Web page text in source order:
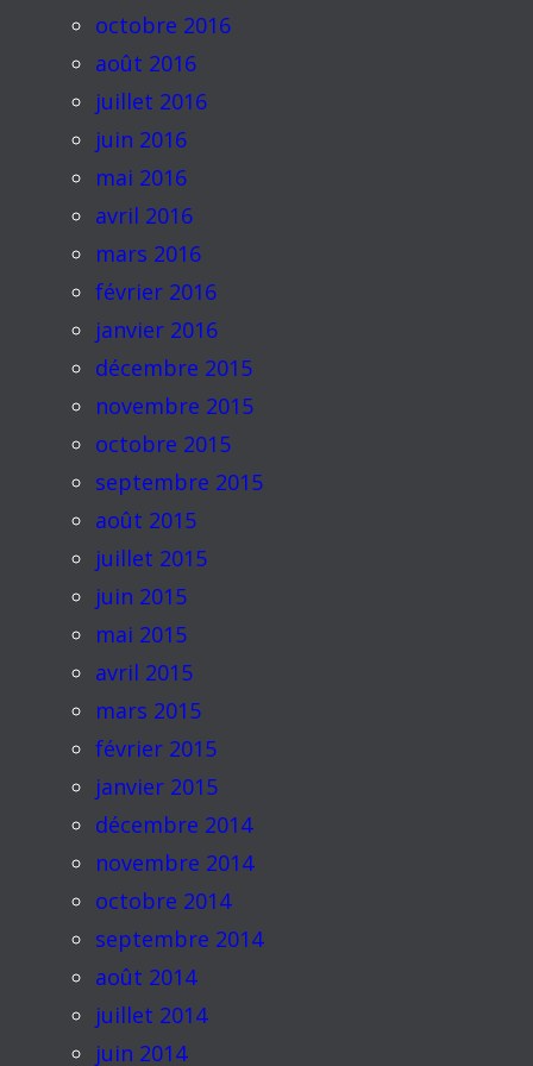
octobre 2016
août 2016
juillet 2016
juin 2016
mai 2016
avril 2016
mars 2016
février 2016
janvier 2016
décembre 2015
novembre 2015
octobre 2015
septembre 2015
août 2015
juillet 2015
juin 2015
mai 2015
avril 2015
mars 2015
février 2015
janvier 2015
décembre 2014
novembre 2014
octobre 2014
septembre 2014
août 2014
juillet 2014
juin 2014